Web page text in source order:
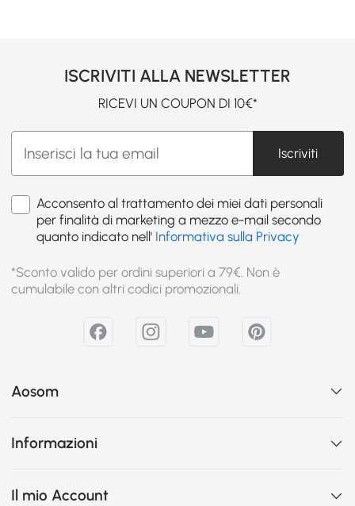
ISCRIVITI ALLA NEWSLETTER
RICEVI UN COUPON DI 10€*
Iscriviti
Acconsento al trattamento dei miei dati personali
per finalità di marketing a mezzo e-mail secondo
quanto indicato nell' Informativa sulla Privacy
*Sconto valido per ordini superiori a 79€. Non è
cumulabile con altri codici promozionali.
Aosom
Informazioni
Il mio Account